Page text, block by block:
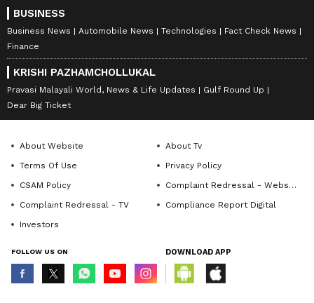
BUSINESS
Business News Automobile News Technologies
Fact Check News
Finance
KRISHI PAZHAMCHOLLUKAL
Pravasi Malayali World, News & Life Updates
Gulf Round Up
Dear Big Ticket
About Website
About Tv
Terms Of Use
Privacy Policy
CSAM Policy
Complaint Redressal - Website
Complaint Redressal - TV
Compliance Report Digital
Investors
FOLLOW US ON DOWNLOAD APP